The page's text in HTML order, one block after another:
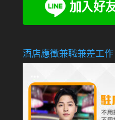
酒店應徵兼職兼差工作